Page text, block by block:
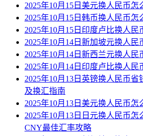
2025年10月15日美元换人民币怎
2025年10月15日韩币换人民币怎
2025年10月15日印度卢比换人民
2025年10月14日新加坡元换人民
2025年10月14日新西兰元换人民
2025年10月14日印度卢比换人民
2025年10月13日英镑换人民币
及换汇指南
2025年10月13日美元换人民币怎
2025年10月13日日元换人民币怎
CNY最佳汇率攻略